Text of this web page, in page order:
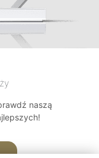
naszą